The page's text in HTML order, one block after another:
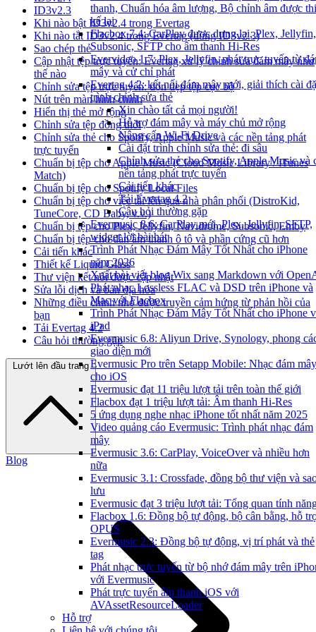
thanh, Chuẩn hóa âm lượng, Bộ chỉnh âm được
kế lại
Flacbox 7.4: CarPlay được dựng lại, Plex, Jellyfin,
Subsonic, SFTP cho âm thanh Hi-Res
Evervideo 1.7: Plex, Jellyfin, phát trực tuyến từ
mây và cử chỉ phát
Evertag 4.2: kết nối đám mây mới, giải thích cài
trình chỉnh sửa thẻ
Xin chào tất cả mọi người!
Hỗ trợ đám mây và máy chủ mở rộng
Nâng cấp Wi-Fi Drive
Cài đặt trình chỉnh sửa thẻ: đi sâu
Chỉnh sửa thẻ cho Spotify, Apple Music và
nền tảng phát trực tuyến
Cải tiến khác
Tải Evertag 4.2
Câu hỏi thường gặp
Evermusic 8.6: CarPlay mới, Plex, Jellyfin, SFTP,
widget lời bài hát
Trình Phát Nhạc Đám Mây Tốt Nhất cho iPhone
năm 2026
Xuất bài viết blog Wix sang Markdown với
Phát nhạc Lossless FLAC và DSD trên iPhone và
Mac với Flacbox
Trình Phát Nhạc Đám Mây Tốt Nhất cho iPhone
iPad
Evermusic 6.8: Aliyun Drive, Synology, phong
giao diện mới
Evermusic Pro trên Setapp Mobile: Nhạc đám mây
cho iOS
Evermusic đạt 11 triệu lượt tải trên toàn thế giới
Flacbox đạt 1 triệu lượt tải: Âm thanh Hi-Res
5 ứng dụng nghe nhạc iPhone tốt nhất năm 2025
Video quảng cáo Evermusic: Trình phát nhạc đám
mây
Evermusic 3.6: CarPlay, VoiceOver và nhiều hơn
nữa
Evermusic 3.1: Crossfade, đồng bộ thư viện và
lưu
Evermusic đạt 3 triệu lượt tải: Tổng quan tính
Flacbox 1.6: Đồng bộ tự động, bộ cân bằng, hỗ
OPUS
Evermusic 2.3: Đồng bộ tự động, vị trí phát và thẻ
tag
Phát nhạc trực tuyến từ bộ nhớ đám mây trên
với Evermusic
Phát trực tuyến âm thanh iOS với
AVAssetResourceLoader
Hỗ trợ
ID3v2.3
Khi nào bật ID3v2.4 trong Evertag
Khi nào tắt ID3v2.4 trong Evertag (dùng ID3v2.3)
Sao chép thẻ
Cập nhật tệp trực tuyến: Evertag xử lý chỉnh sửa đám mây như
thế nào
Chỉnh sửa tệp trực tuyến: dọn dẹp tệp cục bộ
Nút trên màn hình chính
Hiển thị thẻ mở rộng
Chỉnh sửa tệp đồng thời
Chỉnh sửa thẻ cho Spotify, Apple Music và các nền tảng phát
trực tuyến
Chuẩn bị tệp cho Apple Music (Cloud Music Library / iTunes
Match)
Chuẩn bị tệp cho Spotify Local Files
Chuẩn bị tệp cho việc tải lên qua nhà phân phối (DistroKid,
TuneCore, CD Baby, v.v.)
Chuẩn bị tệp cho Plex, Jellyfin, Navidrome, Subsonic, Emby
Chuẩn bị tệp cho dàn âm thanh ô tô và phần cứng cũ hơn
Cải tiến khác
Thiết kế Liquid Glass
Thư viện kết nối được cập nhật
Sửa lỗi dịch và bản địa hóa
Những điều chỉnh nhỏ được truyền cảm hứng từ phản hồi của
bạn
Tải Evertag 4.2
Câu hỏi thường gặp
Lướt lên đầu trang
Blog